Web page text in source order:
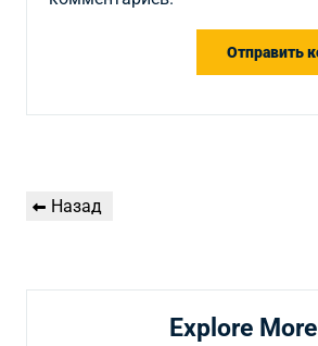
по
Предыдущая
Назад
Explore More